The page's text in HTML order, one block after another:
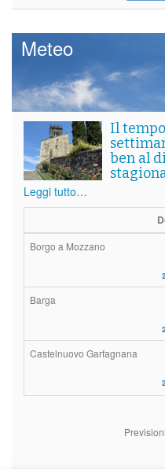
Meteo
Il
ben al
Leggi tutto…
Borgo a Mozzano
Barga
Castelnuovo Garfagnana